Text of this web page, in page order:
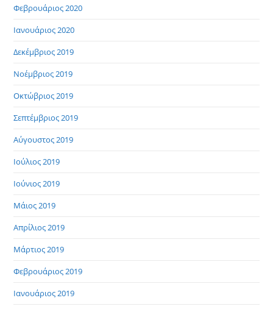
Φεβρουάριος 2020
Ιανουάριος 2020
Δεκέμβριος 2019
Νοέμβριος 2019
Οκτώβριος 2019
Σεπτέμβριος 2019
Αύγουστος 2019
Ιούλιος 2019
Ιούνιος 2019
Μάιος 2019
Απρίλιος 2019
Μάρτιος 2019
Φεβρουάριος 2019
Ιανουάριος 2019